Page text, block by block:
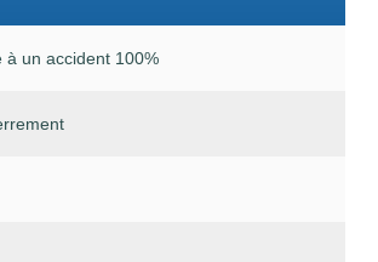
à un accident 100%